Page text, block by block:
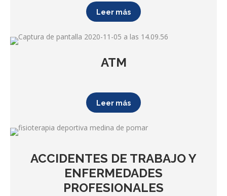
Leer más
ATM
Leer más
ACCIDENTES DE TRABAJO Y
ENFERMEDADES
PROFESIONALES